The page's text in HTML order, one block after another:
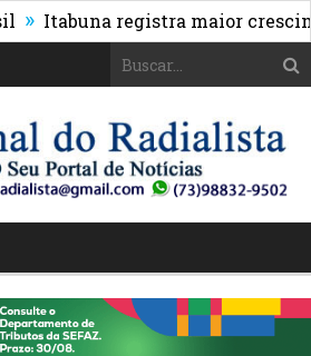
Itabuna registra maior